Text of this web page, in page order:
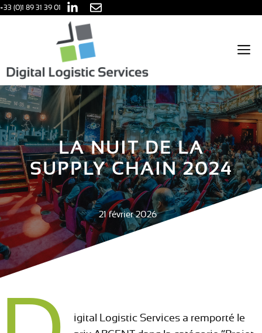
Aller
+33 (0)1 89 31 39 01
LA NUIT DE LA
SUPPLY CHAIN 2024
21 février 2026
igital Logistic Services a remporté le